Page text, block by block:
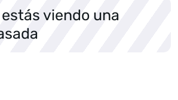
viendo una